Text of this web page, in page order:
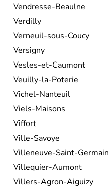
Vendresse-Beaulne
Verdilly
Verneuil-sous-Coucy
Versigny
Vesles-et-Caumont
Veuilly-la-Poterie
Vichel-Nanteuil
Viels-Maisons
Viffort
Ville-Savoye
Villeneuve-Saint-Germain
Villequier-Aumont
Villers-Agron-Aiguizy